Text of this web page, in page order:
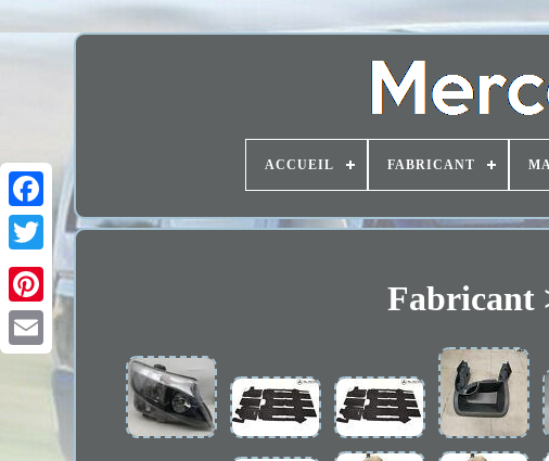
ACCUEIL FABRICANT
Fabricant